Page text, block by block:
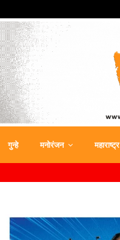
गुन्हे मनोरंजन महाराष्ट्र